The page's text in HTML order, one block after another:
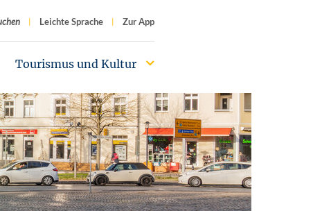
Leichte Sprache Zur App
Tourismus und Kultur